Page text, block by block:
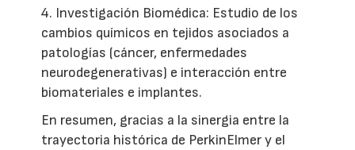
4. Investigación Biomédica: Estudio de los
cambios químicos en tejidos asociados a
patologías (cáncer, enfermedades
neurodegenerativas) e interacción entre
biomateriales e implantes.
En resumen, gracias a la sinergia entre la
trayectoria histórica de PerkinElmer y el